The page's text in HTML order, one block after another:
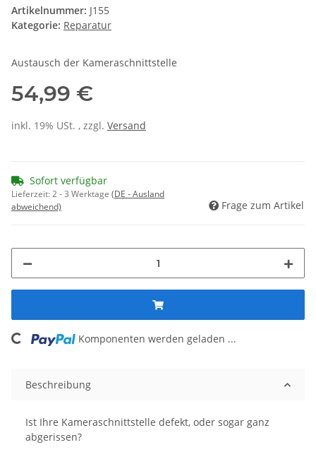
Artikelnummer: J155
Kategorie: Reparatur
Austausch der Kameraschnittstelle
54,99 €
inkl. 19% USt. , zzgl. Versand
Sofort verfügbar
Lieferzeit:2 - 3 Werktage (DE - Ausland
abweichend)
Frage zum Artikel
Komponenten werden geladen ...
Beschreibung
Ist Ihre Kameraschnittstelle defekt, oder sogar ganz
abgerissen?